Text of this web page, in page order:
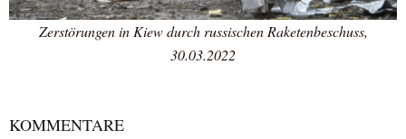
Zerstörungen in Kiew durch russischen Raketenbeschuss,
30.03.2022
KOMMENTARE